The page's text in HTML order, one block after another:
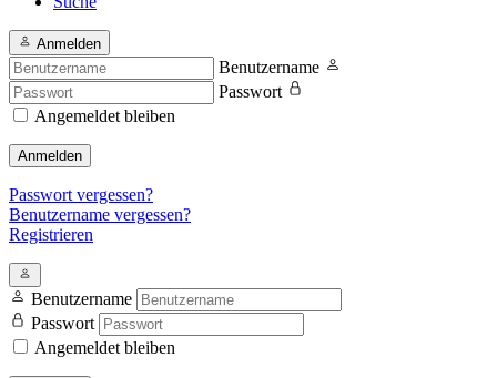
Anmelden
Benutzername
Passwort
Angemeldet bleiben
Anmelden
Passwort vergessen?
Benutzername vergessen?
Registrieren
Benutzername
Passwort
Angemeldet bleiben